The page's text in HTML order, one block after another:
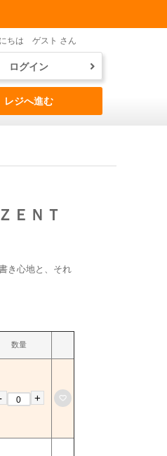
ちは ゲスト さん
ログイン
レジへ進む
ＥＮＴ
き心地と、それ
数量
+